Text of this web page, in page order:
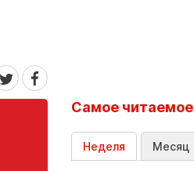
Самое читаемое
Неделя Месяц